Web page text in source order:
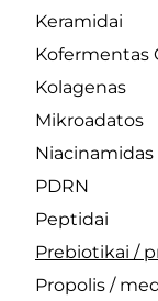
Keramidai
Kofermentas
Kolagenas
Mikroadatos
Niacinamidas
PDRN
Peptidai
Prebiotikai /
Propolis /